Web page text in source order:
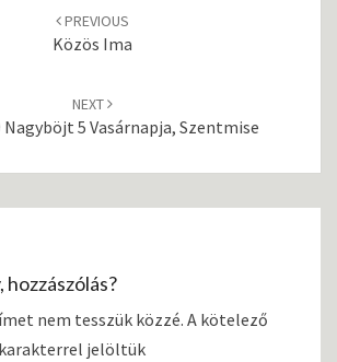
PREVIOUS
Közös Ima
NEXT
Nagyböjt 5 Vasárnapja, Szentmise
hozzászólás?
nem tesszük közzé. A kötelező
karakterrel jelöltük